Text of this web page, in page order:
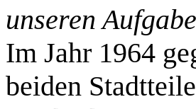
unseren
Im Jahr 1964
beiden